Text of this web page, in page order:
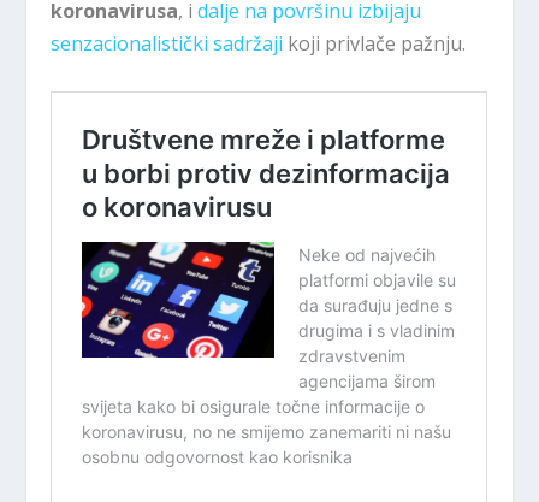
koronavirusa, idalje na površinu izbijaju
senzacionalistički sadržaji koji privlače pažnju.